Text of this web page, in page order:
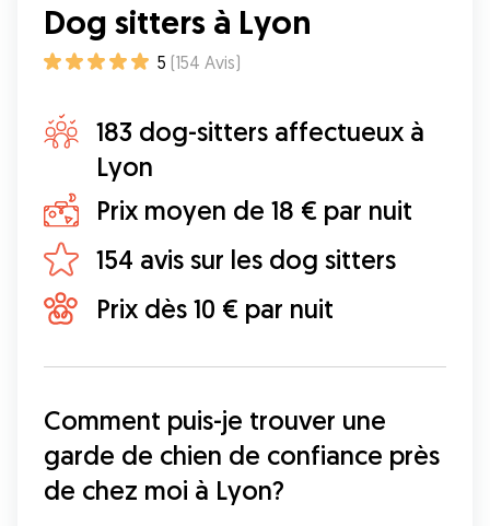
Dog sitters à Lyon
5 (154 Avis)
183 dog-sitters affectueux à
Lyon
Prix moyen de 18 € par nuit
154 avis sur les dog sitters
Prix dès 10 € par nuit
Comment puis-je trouver une
garde de chien de confiance près
de chez moi à Lyon?